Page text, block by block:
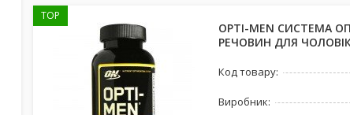
OPTI-MEN СИСТЕМА
РЕЧОВИН ДЛЯ
Код товару:
Виробник:
TOP